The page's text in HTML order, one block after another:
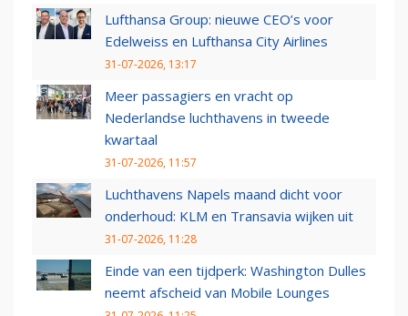
Lufthansa Group: nieuwe CEO’s voor
Edelweiss en Lufthansa City Airlines
31-07-2026, 13:17
Meer passagiers en vracht op
Nederlandse luchthavens in tweede
kwartaal
31-07-2026, 11:57
Luchthavens Napels maand dicht voor
onderhoud: KLM en Transavia wijken uit
31-07-2026, 11:28
Einde van een tijdperk: Washington Dulles
neemt afscheid van Mobile Lounges